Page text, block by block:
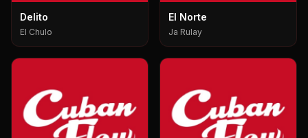
Delito
El Chulo
El Norte
Ja Rulay